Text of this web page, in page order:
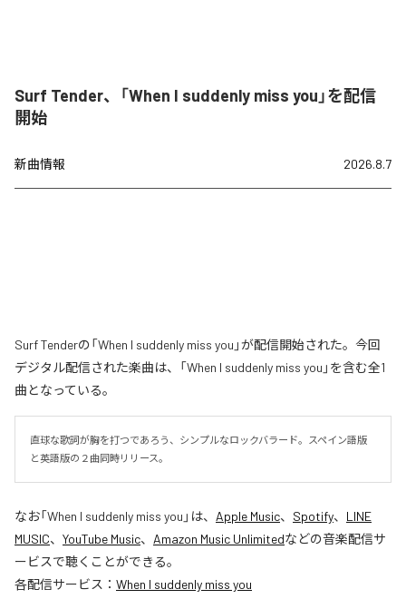
Surf Tender、「When I suddenly miss you」を配信
開始
新曲情報 2026.8.7
Surf Tenderの「When I suddenly miss you」が配信開始された。今回
デジタル配信された楽曲は、「When I suddenly miss you」を含む全1
曲となっている。
直球な歌詞が胸を打つであろう、シンプルなロックバラード。スペイン語版
と英語版の２曲同時リリース。
なお「When I suddenly miss you 」は、 Apple Music、 Spotify、 LINE
MUSIC、 YouTube Music、 Amazon Music Unlimitedなどの音楽配信サ
ービスで聴くことができる。
各配信サービス： When I suddenly miss you